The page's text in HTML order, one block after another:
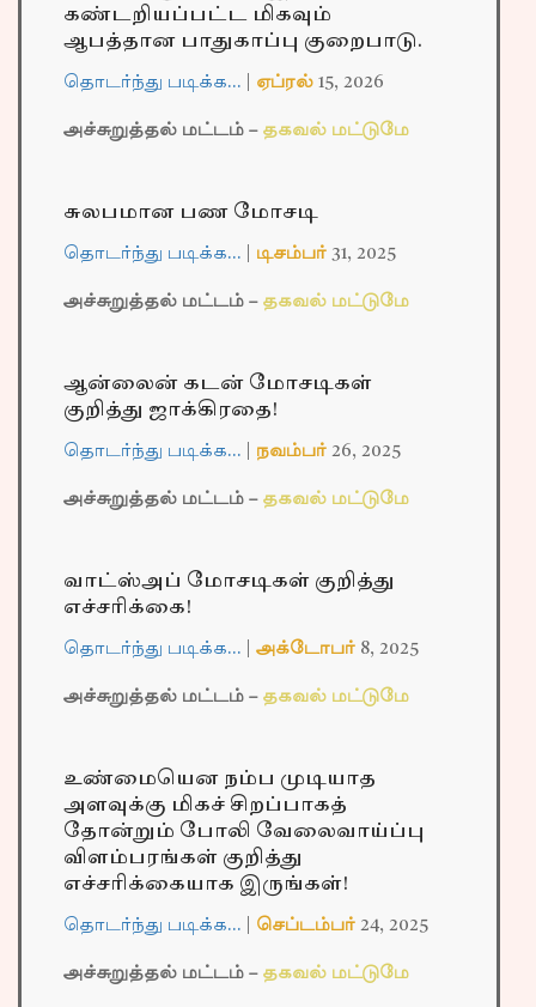
கண்டறியப்பட்ட மிகவும்
ஆபத்தான பாதுகாப்பு குறைபாடு.
தொடர்ந்து படிக்க… ஏப்ரல் 15, 2026
அச்சுறுத்தல் மட்டம் – தகவல் மட்டுமே
சுலபமான பண மோசடி
தொடர்ந்து படிக்க… டிசம்பர் 31, 2025
அச்சுறுத்தல் மட்டம் – தகவல் மட்டுமே
ஆன்லைன் கடன் மோசடிகள்
குறித்து ஜாக்கிரதை!
தொடர்ந்து படிக்க… நவம்பர் 26, 2025
அச்சுறுத்தல் மட்டம் – தகவல் மட்டுமே
வாட்ஸ்அப் மோசடிகள் குறித்து
எச்சரிக்கை!
தொடர்ந்து படிக்க… அக்டோபர் 8, 2025
அச்சுறுத்தல் மட்டம் – தகவல் மட்டுமே
உண்மையென நம்ப முடியாத
அளவுக்கு மிகச் சிறப்பாகத்
தோன்றும் போலி வேலைவாய்ப்பு
விளம்பரங்கள் குறித்து
எச்சரிக்கையாக இருங்கள்!
தொடர்ந்து படிக்க… செப்டம்பர் 24, 2025
அச்சுறுத்தல் மட்டம் – தகவல் மட்டுமே